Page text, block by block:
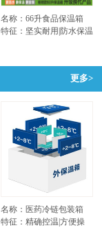
名称：66升食品保温箱
特征：坚实耐用|防水保温
更多>
名称：医药冷链包装箱
特征：精确控温|方便操